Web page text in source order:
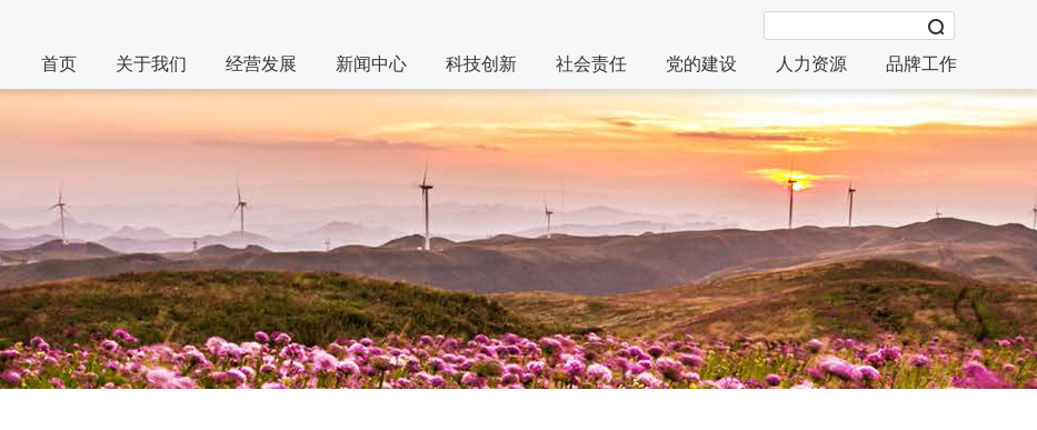
首页 关于我们 经营发展 新闻中心 科技创新 社会责任 党的建设 人力资源 品牌工作